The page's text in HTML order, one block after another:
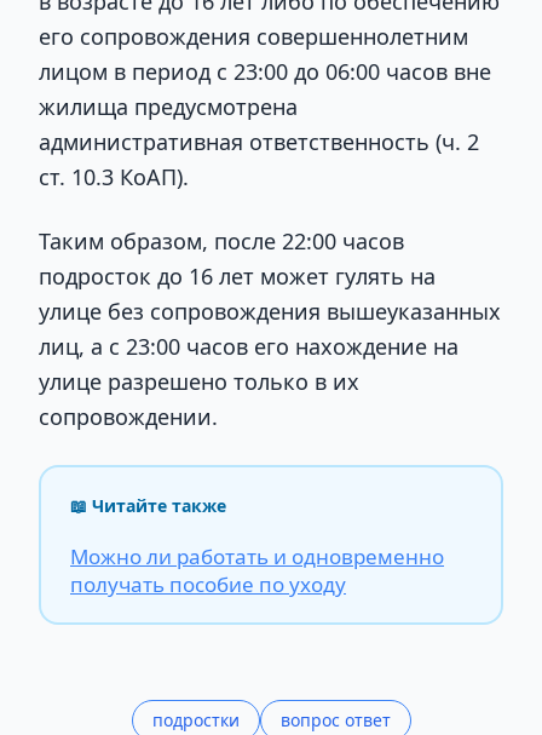
его сопровождения совершеннолетним
лицом в период с 23:00 до 06:00 часов вне
жилища предусмотрена
административная ответственность (ч. 2
ст. 10.3 КоАП).
Таким образом, после 22:00 часов
подросток до 16 лет может гулять на
улице без сопровождения вышеуказанных
лиц, а с 23:00 часов его нахождение на
улице разрешено только в их
сопровождении.
📖 Читайте также
Можно ли работать и одновременно
получать пособие по уходу
подростки
вопрос ответ